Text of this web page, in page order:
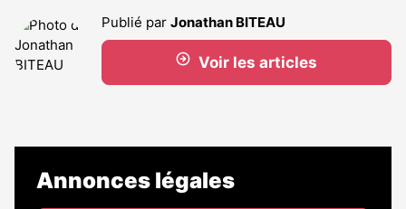
Publié par Jonathan BITEAU
Voir les articles
Annonces légales